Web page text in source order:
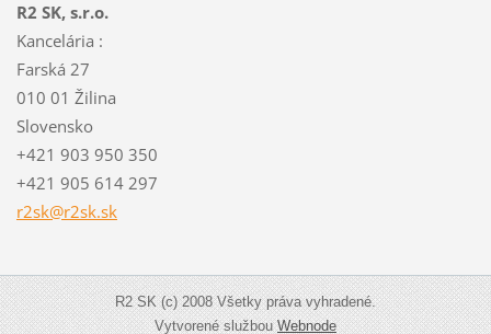
R2 SK, s.r.o.
Kancelária :
Farská 27
010 01 Žilina
Slovensko
+421 903 950 350
+421 905 614 297
r2sk@r2sk.sk
R2 SK (c) 2008 Všetky práva vyhradené.
Vytvorené službouWebnode